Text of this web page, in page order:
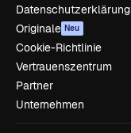
Datenschutzerklärung
Originale Neu
Cookie-Richtlinie
Vertrauenszentrum
Partner
Unternehmen